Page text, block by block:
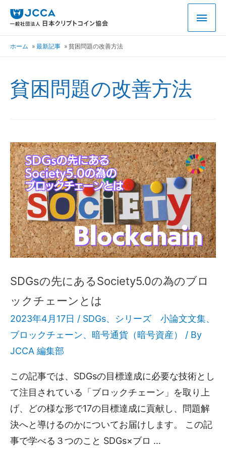
ホーム 最新記事 貧困問題の改善方法
貧困問題の改善方法
SDGsの先にあるSociety5.0の為のブロ
ックチェーンとは
2023年4月17日 / SDGs、 シリーズ 小論文文集、
ブロックチェーン、 暗号通貨（暗号資産）
/ By
JCCA 編集部
この記事では、SDGsの目標達成に必要な技術とし
て注目されている「ブロックチェーン」を取り上
げ、どの様な形で17の目標達成に貢献し、問題解
決へと導けるのかについてお届けします。 この記
事で学べる３つのこと SDGs×ブロ …